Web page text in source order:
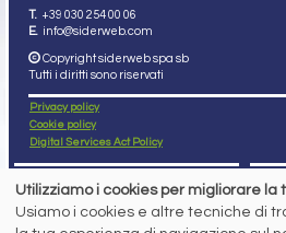
T. +39 030 254 00 06
E. info@siderweb.com
Copyright siderweb spa sb
Tutti i diritti sono riservati
Privacy policy
Cookie policy
Digital Services Act Policy
MENU
NEWS
Utilizziamo i cookies per migliorare la
Usiamo i cookies e altre tecniche di